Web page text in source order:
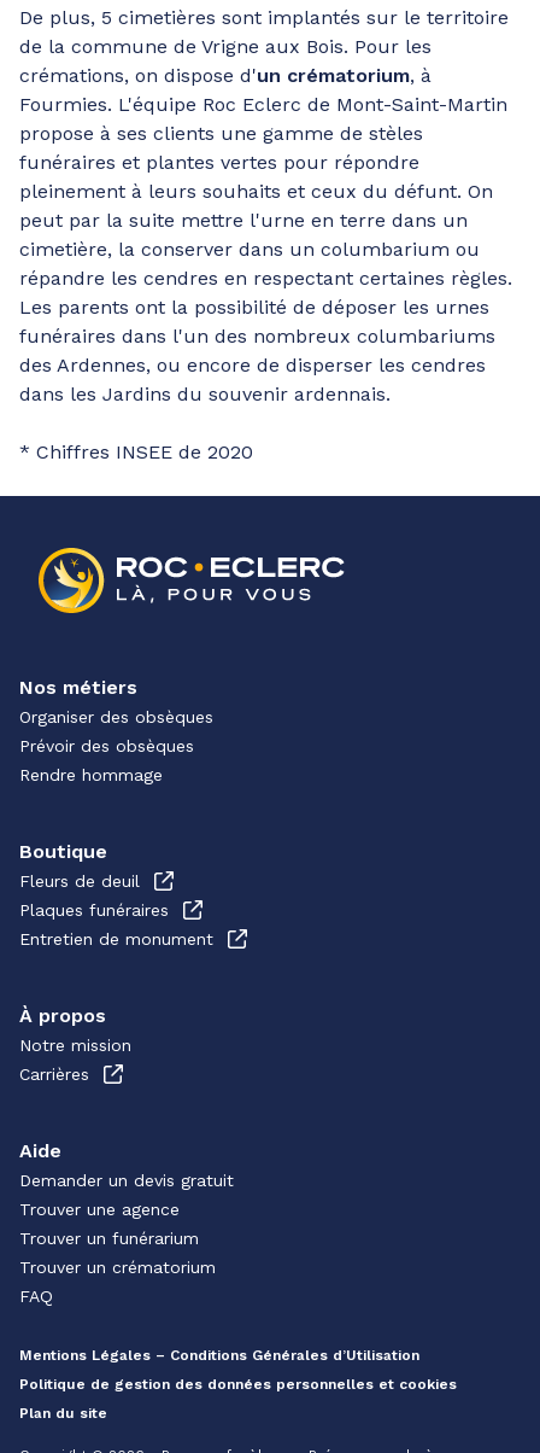
De plus, 5 cimetières sont implantés sur le territoire
de la commune de Vrigne aux Bois. Pour les
crémations, on dispose d'un crématorium, à
Fourmies. L'équipe Roc Eclerc de Mont-Saint-Martin
propose à ses clients une gamme de stèles
funéraires et plantes vertes pour répondre
pleinement à leurs souhaits et ceux du défunt. On
peut par la suite mettre l'urne en terre dans un
cimetière, la conserver dans un columbarium ou
répandre les cendres en respectant certaines règles.
Les parents ont la possibilité de déposer les urnes
funéraires dans l'un des nombreux columbariums
des Ardennes, ou encore de disperser les cendres
dans les Jardins du souvenir ardennais.
* Chiffres INSEE de 2020
Nos métiers
Organiser des obsèques
Prévoir des obsèques
Rendre hommage
Boutique
Fleurs de deuil
Plaques funéraires
Entretien de monument
À propos
Notre mission
Carrières
Aide
Demander un devis gratuit
Trouver une agence
Trouver un funérarium
Trouver un crématorium
FAQ
Mentions Légales – Conditions Générales d’Utilisation
Politique de gestion des données personnelles et cookies
Plan du site